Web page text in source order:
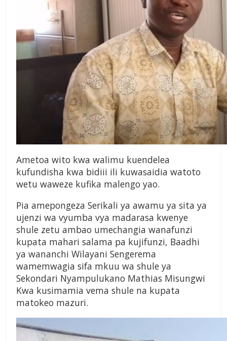
Ametoa wito kwa walimu kuendelea
kufundisha kwa bidiii ili kuwasaidia watoto
wetu waweze kufika malengo yao.
Pia amepongeza Serikali ya awamu ya sita ya
ujenzi wa vyumba vya madarasa kwenye
shule zetu ambao umechangia wanafunzi
kupata mahari salama pa kujifunzi, Baadhi
ya wananchi Wilayani Sengerema
wamemwagia sifa mkuu wa shule ya
Sekondari Nyampulukano Mathias Misungwi
Kwa kusimamia vema shule na kupata
matokeo mazuri.